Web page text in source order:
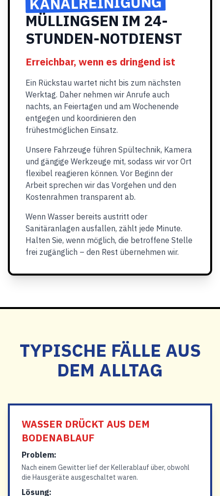
MÜLLINGSEN IM 24-
STUNDEN-NOTDIENST
Erreichbar, wenn es dringend ist
Ein Rückstau wartet nicht bis zum nächsten
Werktag. Daher nehmen wir Anrufe auch
nachts, an Feiertagen und am Wochenende
entgegen und koordinieren den
frühestmöglichen Einsatz.
Unsere Fahrzeuge führen Spültechnik, Kamera
und gängige Werkzeuge mit, sodass wir vor Ort
flexibel reagieren können. Vor Beginn der
Arbeit sprechen wir das Vorgehen und den
Kostenrahmen transparent ab.
Wenn Wasser bereits austritt oder
Sanitäranlagen ausfallen, zählt jede Minute.
Halten Sie, wenn möglich, die betroffene Stelle
frei zugänglich – den Rest übernehmen wir.
TYPISCHE FÄLLE AUS
DEM ALLTAG
WASSER DRÜCKT AUS DEM
BODENABLAUF
Problem:
Nach einem Gewitter lief der Kellerablauf über, obwohl
die Hausgeräte ausgeschaltet waren.
Lösung: